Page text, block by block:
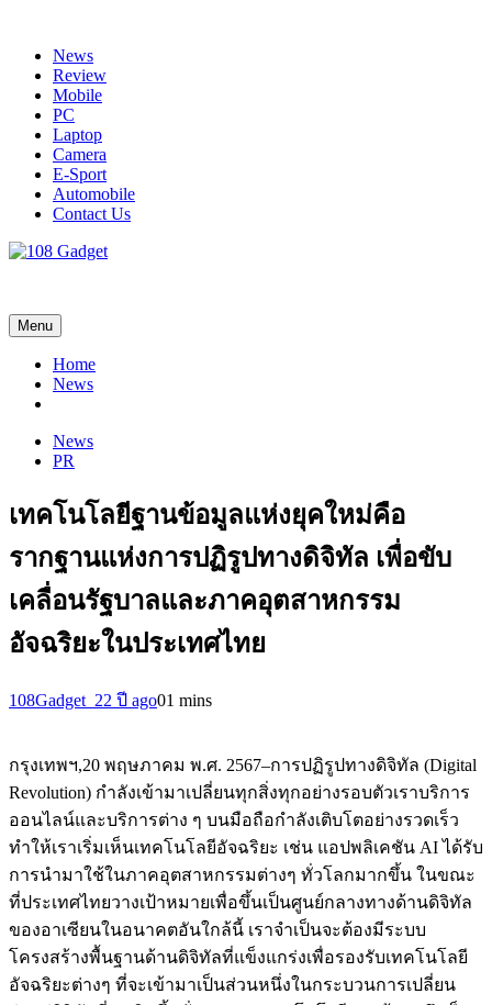
contentNews
Review
Mobile
PC
Laptop
Camera
E-Sport
Automobile
Contact Us
Menu
Home
News
News
PR
เทคโนโลยีฐานข้อมูลแห่งยุคใหม่คือ
รากฐานแห่งการปฏิรูปทางดิจิทัล เพื่อขับ
เคลื่อนรัฐบาลและภาคอุตสาหกรรม
อัจฉริยะในประเทศไทย
108Gadget_22 ปี ago01 mins
กรุงเทพฯ,20 พฤษภาคม พ.ศ. 2567–การปฏิรูปทางดิจิทัล (Digital
Revolution) กำลังเข้ามาเปลี่ยนทุกสิ่งทุกอย่างรอบตัวเราบริการ
ออนไลน์และบริการต่าง ๆ บนมือถือกำลังเติบโตอย่างรวดเร็ว
ทำให้เราเริ่มเห็นเทคโนโลยีอัจฉริยะ เช่น แอปพลิเคชัน AI ได้รับ
การนำมาใช้ในภาคอุตสาหกรรมต่างๆ ทั่วโลกมากขึ้น ในขณะ
ที่ประเทศไทยวางเป้าหมายเพื่อขึ้นเป็นศูนย์กลางทางด้านดิจิทัล
ของอาเซียนในอนาคตอันใกล้นี้ เราจำเป็นจะต้องมีระบบ
โครงสร้างพื้นฐานด้านดิจิทัลที่แข็งแกร่งเพื่อรองรับเทคโนโลยี
อัจฉริยะต่างๆ ที่จะเข้ามาเป็นส่วนหนึ่งในกระบวนการเปลี่ยน